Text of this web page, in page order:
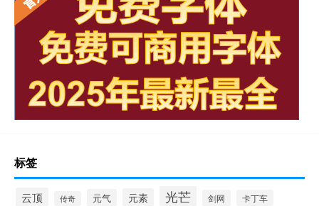
标签
云顶 传奇 元气 元素 光芒 剑网 卡丁车